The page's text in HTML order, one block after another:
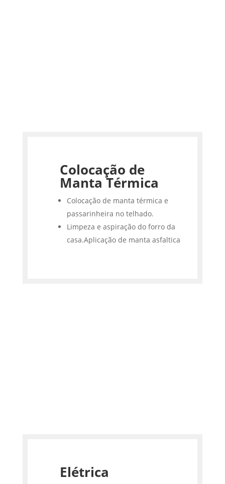
Colocação de
Manta Térmica
Colocação de manta térmica e
passarinheira no telhado.
Limpeza e aspiração do forro da
casa.Aplicação de manta asfaltica
Elétrica